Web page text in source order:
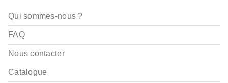
Qui sommes-nous ?
FAQ
Nous contacter
Catalogue